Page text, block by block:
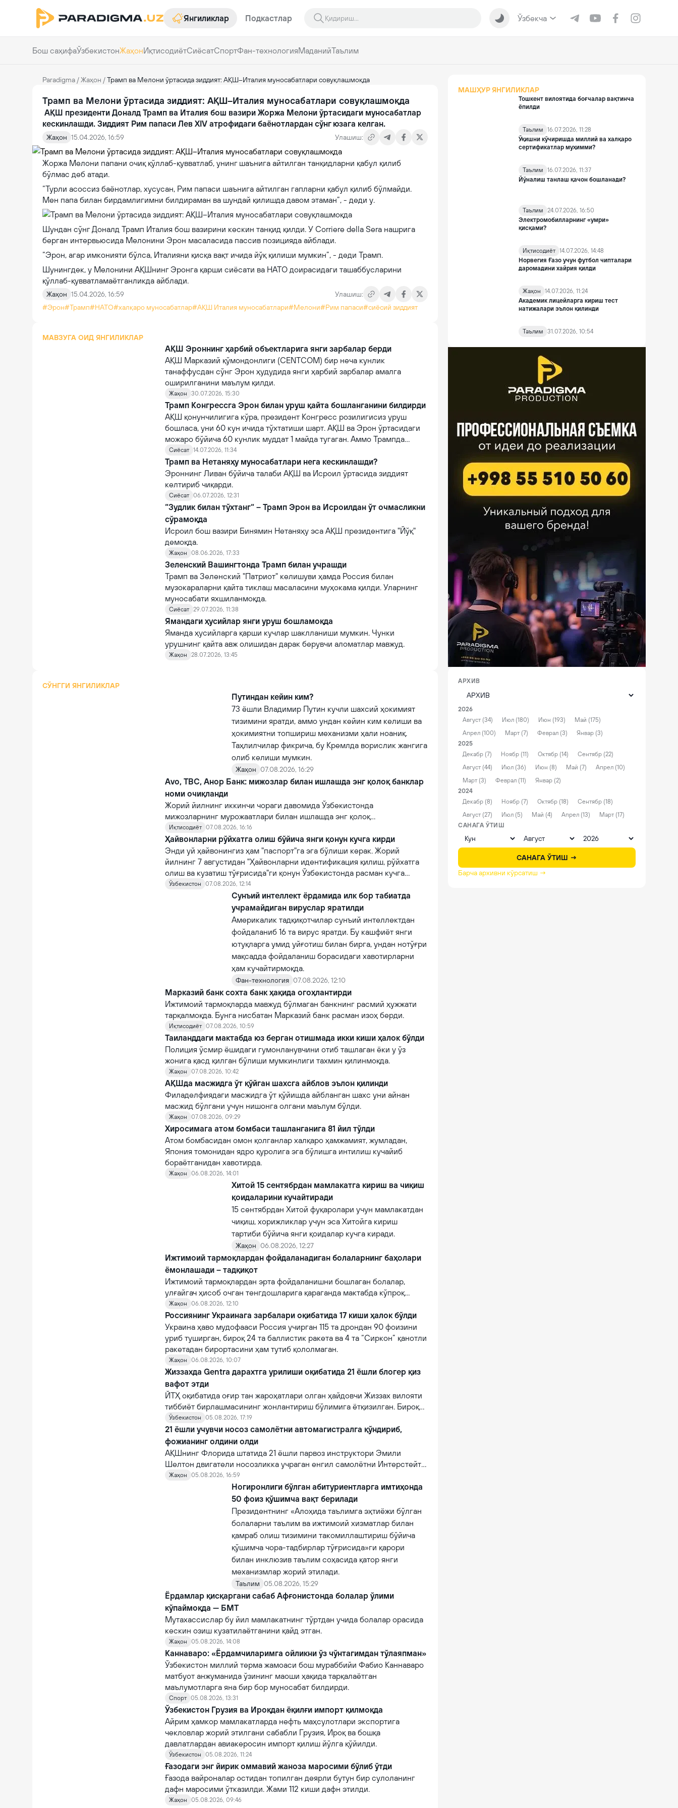
Янгиликлар Подкастлар Ўзбекча
Бош саҳифаЎзбекистонЖаҳонИқтисодиётСиёсатСпортФан-технологияМаданийТаълим
Paradigma /Жаҳон /Трамп ва Мелони ўртасида зиддият: АҚШ–Италия муносабатлари совуқлашмоқда
Трамп ва Мелони ўртасида зиддият: АҚШ–Италия муносабатлари совуқлашмоқда
АҚШ президенти Доналд Трамп ва Италия бош вазири Жоржа Мелони ўртасидаги муносабатлар
кескинлашди. Зиддият Рим папаси Лев XIV атрофидаги баёнотлардан сўнг юзага келган.
Жаҳон 15.04.2026, 16:59 Улашиш:
Жоржа Мелони папани очиқ қўллаб-қувватлаб, унинг шаънига айтилган танқидларни қабул қилиб
бўлмас деб атади.
“Турли асоссиз баёнотлар, хусусан, Рим папаси шаънига айтилган гапларни қабул қилиб бўлмайди.
Мен папа билан бирдамлигимни билдираман ва шундай қилишда давом этаман”, - деди у.
Шундан сўнг Доналд Трамп Италия бош вазирини кескин танқид қилди. У Corriere della Sera нашрига
берган интервьюсида Мелонини Эрон масаласида пассив позицияда айблади.
“Эрон, агар имконияти бўлса, Италияни қисқа вақт ичида йўқ қилиши мумкин”, - деди Трамп.
Шунингдек, у Мелонини АҚШнинг Эронга қарши сиёсати ва НАТО доирасидаги ташаббусларини
қўллаб-қувватламаётганликда айблади.
Жаҳон 15.04.2026, 16:59
Улашиш:
#Эрон#Трамп#НАТО#халқаро муносабатлар#АҚШ Италия муносабатлари#Мелони#Рим папаси#сиёсий зиддият
МАВЗУГА ОИД ЯНГИЛИКЛАР
АҚШ Эроннинг ҳарбий объектларига янги зарбалар берди
АҚШ Марказий қўмондонлиги (CENTCOM) бир неча кунлик
танаффусдан сўнг Эрон ҳудудида янги ҳарбий зарбалар амалга
оширилганини маълум қилди.
Жаҳон 30.07.2026, 15:30
Трамп Конгрессга Эрон билан уруш қайта бошланганини билдирди
АҚШ қонунчилигига кўра, президент Конгресс розилигисиз уруш
бошласа, уни 60 кун ичида тўхтатиши шарт. АҚШ ва Эрон ўртасидаги
можаро бўйича 60 кунлик муддат 1 майда тугаган. Аммо Трампда
урушни давом эттириш учун "баҳона" мавжуд.
Сиёсат 14.07.2026, 11:34
Трамп ва Нетаняҳу муносабатлари нега кескинлашди?
Эроннинг Ливан бўйича талаби АҚШ ва Исроил ўртасида зиддият
келтириб чиқарди.
Сиёсат 06.07.2026, 12:31
“Зудлик билан тўхтанг“ – Трамп Эрон ва Исроилдан ўт очмасликни
сўрамоқда
Исроил бош вазири Бинямин Нетаняҳу эса АҚШ президентига "Йўқ"
демоқда.
Жаҳон 08.06.2026, 17:33
Зеленский Вашингтонда Трамп билан учрашди
Трамп ва Зеленский "Патриот" келишуви ҳамда Россия билан
музокараларни қайта тиклаш масалаcини муҳокама қилди. Уларнинг
муносабати яхшиланмоқда.
Сиёсат 29.07.2026, 11:38
Ямандаги ҳусийлар янги уруш бошламоқда
Яманда ҳусийларга қарши кучлар шаклланиши мумкин. Чунки
урушнинг қайта авж олишидан дарак берувчи аломатлар мавжуд.
Жаҳон 28.07.2026, 13:45
СЎНГГИ ЯНГИЛИКЛАР
Путиндан кейин ким?
73 ёшли Владимир Путин кучли шахсий ҳокимият
тизимини яратди, аммо ундан кейин ким келиши ва
ҳокимиятни топшириш механизми ҳали ноаниқ.
Таҳлилчилар фикрича, бу Кремлда ворислик жангига
олиб келиши мумкин.
Жаҳон 07.08.2026, 16:29
Avo, TBC, Анор Банк: мижозлар билан ишлашда энг қолоқ банклар
номи очиқланди
Жорий йилнинг иккинчи чораги давомида Ўзбекистонда
мижозларнинг мурожаатлари билан ишлашда энг қолоқ
кўрсаткичларга эга 10 та тижорий банклар рўйхати очиқланган.
Иқтисодиёт 07.08.2026, 16:16
Ҳайвонларни рўйхатга олиш бўйича янги қонун кучга кирди
Энди уй ҳайвонингиз ҳам "паспорт"га эга бўлиши керак. Жорий
йилнинг 7 августидан "Ҳайвонларни идентификация қилиш, рўйхатга
олиш ва кузатиш тўғрисида"ги қонун Ўзбекистонда расман кучга
кирди.
Ўзбекистон 07.08.2026, 12:14
Сунъий интеллект ёрдамида илк бор табиатда
учрамайдиган вируслар яратилди
Америкалик тадқиқотчилар сунъий интеллектдан
фойдаланиб 16 та вирус яратди. Бу кашфиёт янги
ютуқларга умид уйғотиш билан бирга, ундан нотўғри
мақсадда фойдаланиш борасидаги хавотирларни
ҳам кучайтирмоқда.
Фан-технология 07.08.2026, 12:10
Марказий банк сохта банк ҳақида огоҳлантирди
Ижтимоий тармоқларда мавжуд бўлмаган банкнинг расмий ҳужжати
тарқалмоқда. Бунга нисбатан Марказий банк расман изоҳ берди.
Иқтисодиёт 07.08.2026, 10:59
Таиланддаги мактабда юз берган отишмада икки киши ҳалок бўлди
Полиция ўсмир ёшидаги гумонланувчини отиб ташлаган ёки у ўз
жонига қасд қилган бўлиши мумкинлиги тахмин қилинмоқда.
Жаҳон 07.08.2026, 10:42
АҚШда масжидга ўт қўйган шахсга айблов эълон қилинди
Филаделфиядаги масжидга ўт қўйишда айбланган шахс уни айнан
масжид бўлгани учун нишонга олгани маълум бўлди.
Жаҳон 07.08.2026, 09:29
Хиросимага атом бомбаси ташланганига 81 йил тўлди
Атом бомбасидан омон қолганлар халқаро ҳамжамият, жумладан,
Япония томонидан ядро қуролига эга бўлишга интилиш кучайиб
бораётганидан хавотирда.
Жаҳон 06.08.2026, 14:01
Хитой 15 сентябрдан мамлакатга кириш ва чиқиш
қоидаларини кучайтиради
15 сентябрдан Хитой фуқаролари учун мамлакатдан
чиқиш, хорижликлар учун эса Хитойга кириш
тартиби бўйича янги қоидалар кучга киради.
Жаҳон 06.08.2026, 12:27
Ижтимоий тармоқлардан фойдаланадиган болаларнинг баҳолари
ёмонлашади – тадқиқот
Ижтимоий тармоқлардан эрта фойдаланишни бошлаган болалар,
улғайгач ҳисоб очган тенгдошларига қараганда мактабда кўпроқ
қийналишади.
Жаҳон 06.08.2026, 12:10
Россиянинг Украинага зарбалари оқибатида 17 киши ҳалок бўлди
Украина ҳаво мудофааси Россия учирган 115 та дрондан 90 фоизини
уриб туширган, бироқ 24 та баллистик ракета ва 4 та “Сиркон” қанотли
ракетадан бирортасини ҳам тутиб қололмаган.
Жаҳон 06.08.2026, 10:07
Жиззахда Gentra дарахтга урилиши оқибатида 21 ёшли блогер қиз
вафот этди
ЙТҲ оқибатида оғир тан жароҳатлари олган ҳайдовчи Жиззах вилояти
тиббиёт бирлашмасининг жонлантириш бўлимига ётқизилган. Бироқ
шифокорлар томонидан кўрсатилган тиббий муолажаларга
қарамасдан, у вафот этган.
Ўзбекистон 05.08.2026, 17:19
21 ёшли учувчи носоз самолётни автомагистралга қўндириб,
фожианинг олдини олди
АҚШнинг Флорида штатида 21 ёшли парвоз инструктори Эмили
Шелтон двигатели носозликка учраган енгил самолётни Интерстейт
10 автомагистралига муваффақиятли қўндириб, эҳтимолий йирик
фожианинг олдини олди.
Жаҳон 05.08.2026, 16:59
Ногиронлиги бўлган абитуриентларга имтиҳонда
50 фоиз қўшимча вақт берилади
Президентнинг «Алоҳида таълимга эҳтиёжи бўлган
болаларни таълим ва ижтимоий хизматлар билан
қамраб олиш тизимини такомиллаштириш бўйича
қўшимча чора-тадбирлар тўғрисида»ги қарори
билан инклюзив таълим соҳасида қатор янги
механизмлар жорий этилади.
Таълим 05.08.2026, 15:29
Ёрдамлар қисқаргани сабаб Афғонистонда болалар ўлими
кўпаймоқда — БМТ
Мутахассислар бу йил мамлакатнинг тўртдан учида болалар орасида
кескин озиш кузатилаётганини қайд этган.
Жаҳон 05.08.2026, 14:08
Каннаваро: «Ёрдамчиларимга ойликни ўз чўнтагимдан тўлаяпман»
Ўзбекистон миллий терма жамоаси бош мураббийи Фабио Каннаваро
матбуот анжуманида ўзининг маоши ҳақида тарқалаётган
маълумотларга яна бир бор муносабат билдирди.
Спорт 05.08.2026, 13:31
Ўзбекистон Грузия ва Ироқдан ёқилғи импорт қилмоқда
Айрим ҳамкор мамлакатларда нефть маҳсулотлари экспортига
чекловлар жорий этилгани сабабли Грузия, Ироқ ва бошқа
давлатлардан авиакеросин импорт қилиш йўлга қўйилди.
Ўзбекистон 05.08.2026, 11:24
Ғазодаги энг йирик оммавий жаноза маросими бўлиб ўтди
Ғазода вайроналар остидан топилган деярли бутун бир сулоланинг
дафн маросими ўтказилди. Жами 112 киши дафн этилди.
Жаҳон 05.08.2026, 09:46
МАШҲУР ЯНГИЛИКЛАР
Тошкент вилоятида боғчалар вақтинча
ёпилди
Таълим
16.07.2026, 11:28
Ўқишни кўчиришда миллий ва халқаро
сертификатлар муҳимми?
Таълим
16.07.2026, 11:37
Йўналиш танлаш қачон бошланади?
Таълим
24.07.2026, 16:50
Электромобилларнинг «умри»
қисқами?
Иқтисодиёт 14.07.2026, 14:48
Норвегия Ғазо учун футбол чипталари
даромадини хайрия қилди
Жаҳон
14.07.2026, 11:24
Академик лицейларга кириш тест
натижалари эълон қилинди
Таълим 31.07.2026, 10:54
АРХИВ
2026
Август (34)
Июл (180) Июн (193)
Май (175)
Апрел (100)
Март (7) Феврал (3)
Январ (3)
2025
Декабр (7)
Ноябр (11) Октябр (14)
Сентябр (22)
Август (44)
Июл (36) Июн (8) Май (7)
Апрел (10)
Март (3)
Феврал (11)
Январ (2)
2024
Декабр (8)
Ноябр (7) Октябр (18)
Сентябр (18)
Август (27)
Июл (5) Май (4) Апрел (13)
Март (17)
САНАГА ЎТИШ
САНАГА ЎТИШ →
Барча архивни кўрсатиш →